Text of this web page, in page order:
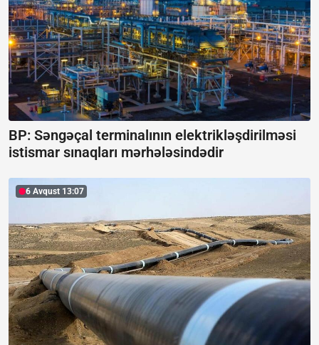
BP: Səngəçal terminalının elektrikləşdirilməsi
istismar sınaqları mərhələsindədir
6 Avqust 13:07